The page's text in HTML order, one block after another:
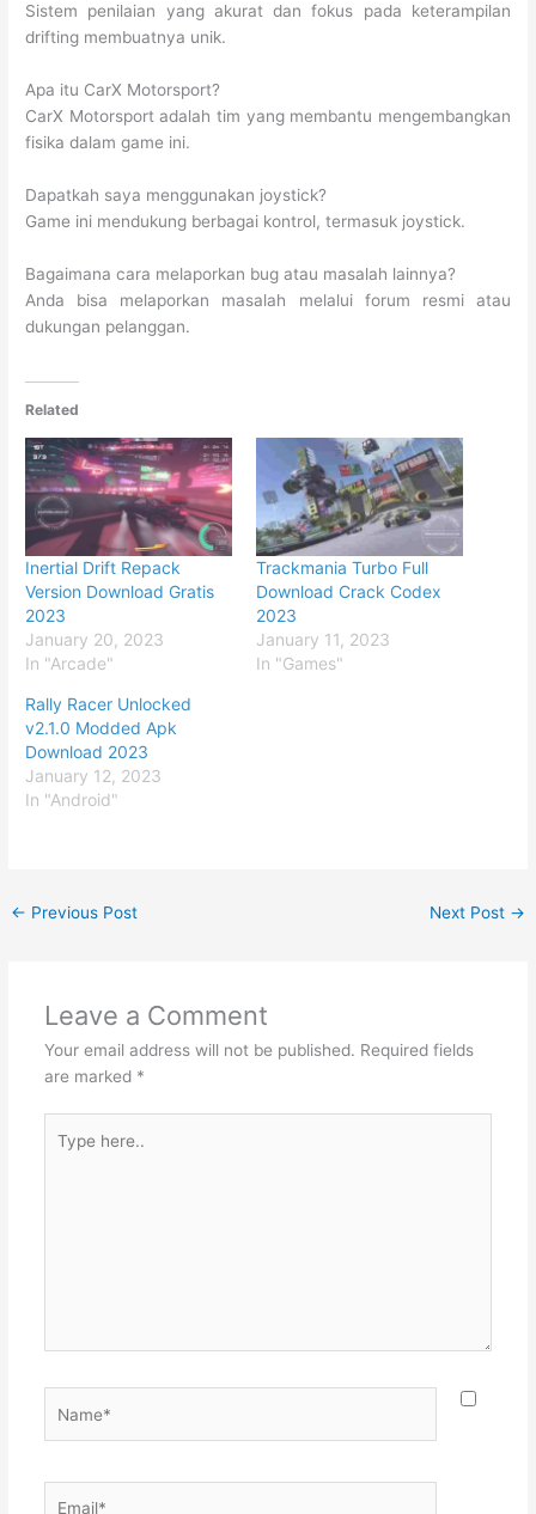
Sistem penilaian yang akurat dan fokus pada keterampilan
drifting membuatnya unik.
Apa itu CarX Motorsport?
CarX Motorsport adalah tim yang membantu mengembangkan
fisika dalam game ini.
Dapatkah saya menggunakan joystick?
Game ini mendukung berbagai kontrol, termasuk joystick.
Bagaimana cara melaporkan bug atau masalah lainnya?
Anda bisa melaporkan masalah melalui forum resmi atau
dukungan pelanggan.
Related
Inertial Drift Repack
Version Download Gratis
2023
January 20, 2023
In "Arcade"
Trackmania Turbo Full
Download Crack Codex
2023
January 11, 2023
In "Games"
Rally Racer Unlocked
v2.1.0 Modded Apk
Download 2023
January 12, 2023
In "Android"
← Previous Post Next Post →
Leave a Comment
Your email address will not be published. Required fields
are marked *
here..